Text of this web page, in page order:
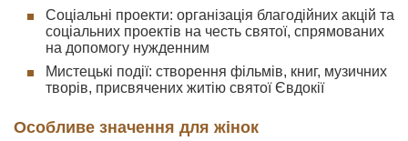
Соціальні проекти: організація благодійних акцій та
соціальних проектів на честь святої, спрямованих
на допомогу нужденним
Мистецькі події: створення фільмів, книг, музичних
творів, присвячених житію святої Євдокії
Особливе значення для жінок